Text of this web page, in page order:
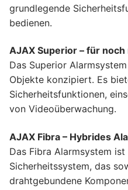
grundlegende
bedienen.
AJAX Superior – für
Das Superior
Objekte konzipiert. Es
Sicherheitsfunktionen,
von Videoüberwachung.
AJAX Fibra – Hybrides
Das Fibra Alarmsystem
Sicherheitssystem, das
drahtgebundene